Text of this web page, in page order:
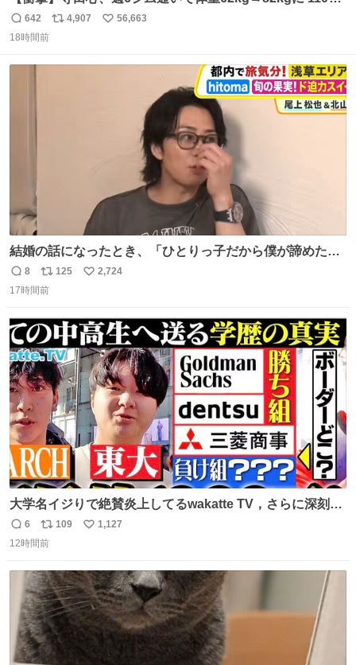
のベンチプレス持ち上げる姿披露
news.livedoor.com/article/detail… 元々自重のみだった
のためおにぎり10個、ゼリー飲料3～4本、パスタと毎日4
千kcalオーバーの食事を摂取し、増量したという。
返
信
642
リ
4,907
い
56,663
18時間前
結婚の話になったとき、「ひとりっ子だから僕が諦めた瞬
間に一族が潰える」「死ぬとき1人とか嫌」だから結婚願
望は"ある"って答えたものの、結局「（結婚は）向いてね
えて言葉を選んで、まるく収めてくれたんだなと思った
返
信
8
リ
ポ
ト
数
125
い
数
2,724
17時間前
大学名イジりで絶賛炎上してるwakatte TV，さらに深刻な
問題はこっちでは？ ・都内の特定企業に入るのを極度に推
奨し，それ以外の地域で堅実に生きるのを周縁化する ・恋
化する ・院生が研究環境を求め他大学に移るのを批判する
過去例↓
返
信
6
リ
ポ
ト
数
109
い
数
1,127
12時間前